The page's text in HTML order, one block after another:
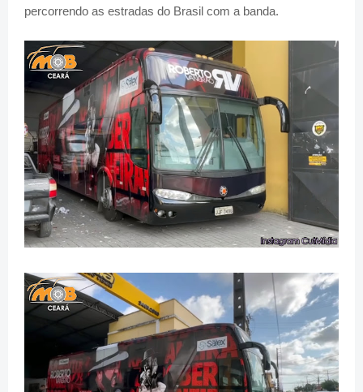
percorrendo as estradas do Brasil com a banda.